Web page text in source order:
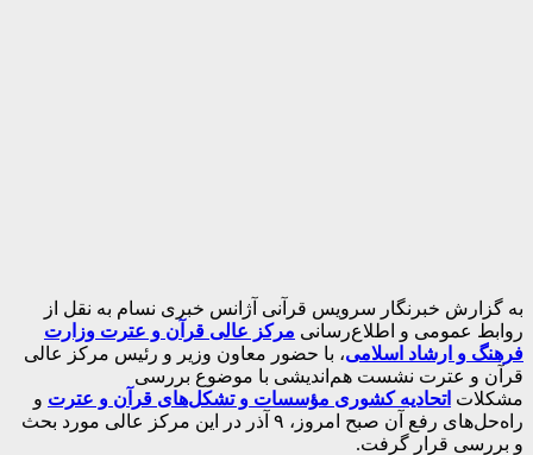
به گزارش خبرنگار سرویس قرآنی آژانس خبری نسام به نقل از
روابط عمومی و اطلاع‌رسانی مرکز عالی قرآن و عترت وزارت
فرهنگ و ارشاد اسلامی، با حضور معاون وزیر و رئیس مرکز عالی
قرآن و عترت نشست هم‌اندیشی با موضوع بررسی
مشکلات اتحادیه کشوری مؤسسات و تشکل‌های قرآن و عترت و
راه‌حل‌های رفع آن صبح امروز، ۹ آذر در این مرکز عالی مورد بحث
و بررسی قرار گرفت.